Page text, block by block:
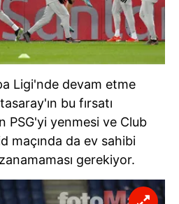
Ligi'nde devam etme
bu fırsatı
PSG'yi yenmesi ve Club
maçında da ev sahibi
gerekiyor.